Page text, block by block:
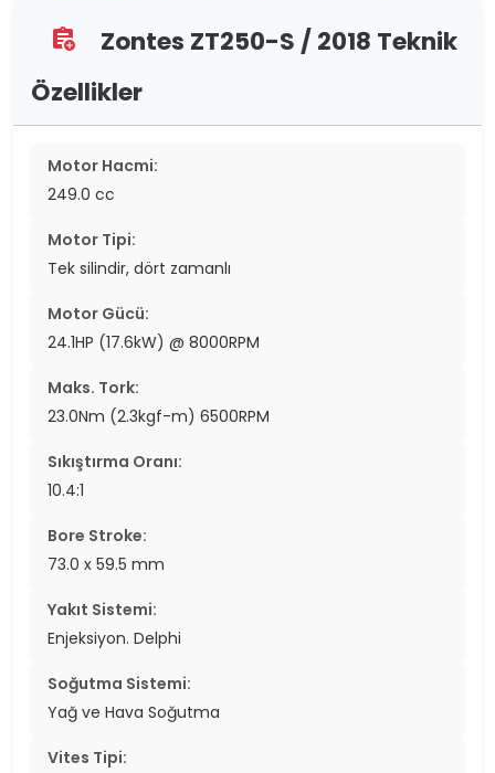
assignment_add
Zontes ZT250-S / 2018 Teknik
Özellikler
Motor Hacmi:
249.0 cc
Motor Tipi:
Tek silindir, dört zamanlı
Motor Gücü:
24.1HP (17.6kW) @ 8000RPM
Maks. Tork:
23.0Nm (2.3kgf-m) 6500RPM
Sıkıştırma Oranı:
10.4:1
Bore Stroke:
73.0 x 59.5 mm
Yakıt Sistemi:
Enjeksiyon. Delphi
Soğutma Sistemi:
Yağ ve Hava Soğutma
Vites Tipi: